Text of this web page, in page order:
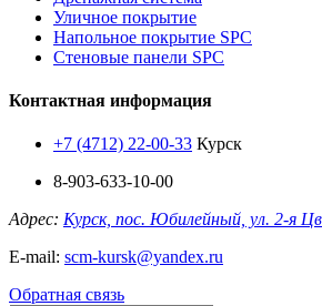
Уличное покрытие
Напольное покрытие SPC
Стеновые панели SPC
Контактная информация
+7 (4712) 22-00-33 Курск
8-903-633-10-00
Адрес: Курск, пос. Юбилейный, ул. 2-я
E-mail: scm-kursk@yandex.ru
Обратная связь